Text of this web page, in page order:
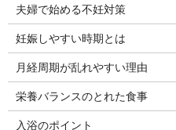
夫婦で始める不妊対策
妊娠しやすい時期とは
月経周期が乱れやすい理由
栄養バランスのとれた食事
入浴のポイント